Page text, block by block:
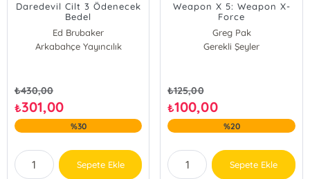
Daredevil Cilt 3 Ödenecek
Bedel
Ed Brubaker
Arkabahçe Yayıncılık
₺430,00
₺301,00
%30
Sepete Ekle
Weapon X 5: Weapon X-
Force
Greg Pak
Gerekli Şeyler
₺125,00
₺100,00
%20
Sepete Ekle